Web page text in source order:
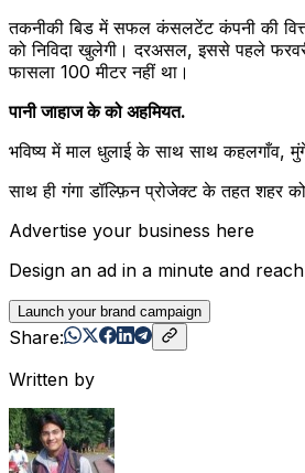
तकनीकी बिड में सफल कंसलटेंट कंपनी की
को निविदा खुलेगी। दरअसल, इससे पहले
फासला 100 मीटर नहीं था।
पानी जाहाज के को अहमियत.
भविष्य में माल धुलाई के साथ साथ कहलगाँव,
साथ ही गंगा डॉल्फ़िन प्रोजेक्ट के तहत शहर
Advertise your business here
Design an ad in a minute and
Launch your brand campaign
Share:
Written by